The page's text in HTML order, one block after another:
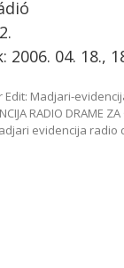
2006. 04. 18.,
Edit: Madjari-
RADIO DRAME
evidencija